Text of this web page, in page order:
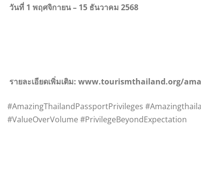
วันที่ 1 พฤศจิกายน – 15 ธันวาคม 2568
รายละเอียดเพิ่มเติม: www.tourismthailand.org/
#AmazingThailandPassportPrivileges
#ValueOverVolume #PrivilegeBeyondExpectation